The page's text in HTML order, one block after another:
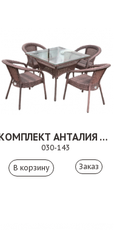
КОМПЛЕКТ АНТАЛИЯ КОРИЧНЕВЫЙ
030-143
Заказ